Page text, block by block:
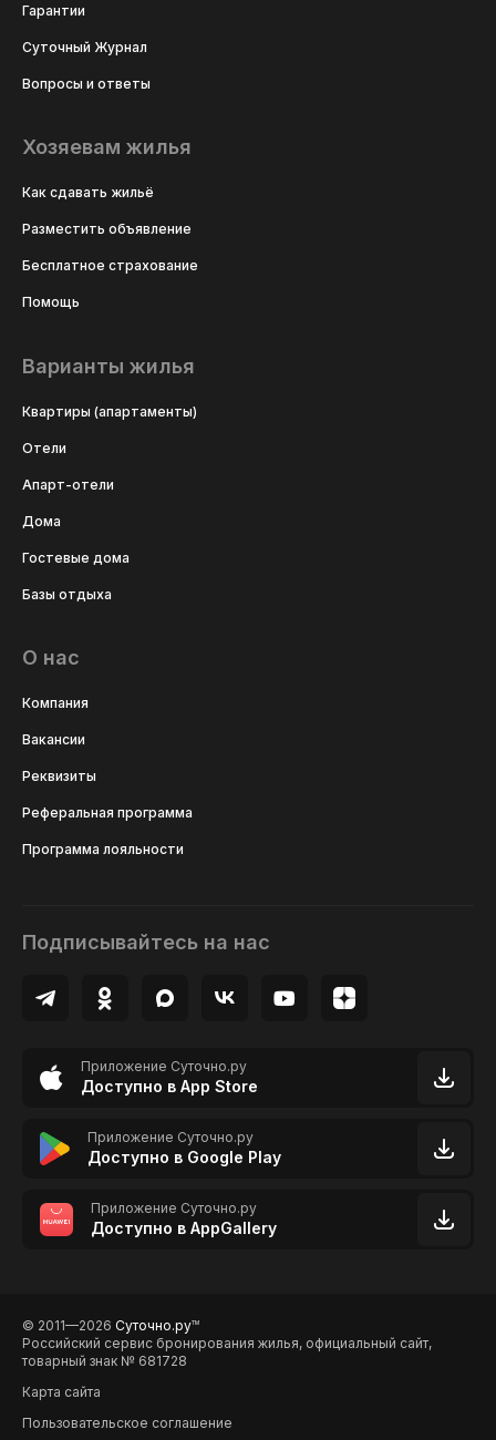
Гарантии
Суточный Журнал
Вопросы и ответы
Хозяевам жилья
Как сдавать жильё
Разместить объявление
Бесплатное страхование
Помощь
Варианты жилья
Квартиры (апартаменты)
Отели
Апарт-отели
Дома
Гостевые дома
Базы отдыха
О нас
Компания
Вакансии
Реквизиты
Реферальная программа
Программа лояльности
Подписывайтесь на нас
Приложение Суточно.ру
Доступно в App Store
Приложение Суточно.ру
Доступно в Google Play
Приложение Суточно.ру
Доступно в AppGallery
© 2011—2026 Суточно.руTM
Российский сервис бронирования жилья, официальный сайт,
товарный знак № 681728
Карта сайта
Пользовательское соглашение